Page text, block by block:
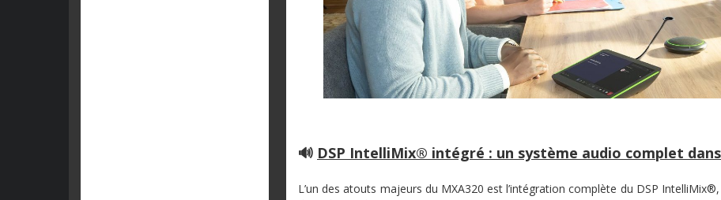
🔊 DSP IntelliMix® intégré : un système audio complet
L’un des atouts majeurs du MXA320 est l’intégration complète du DSP